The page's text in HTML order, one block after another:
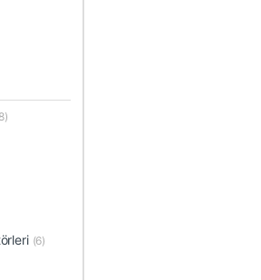
(6)